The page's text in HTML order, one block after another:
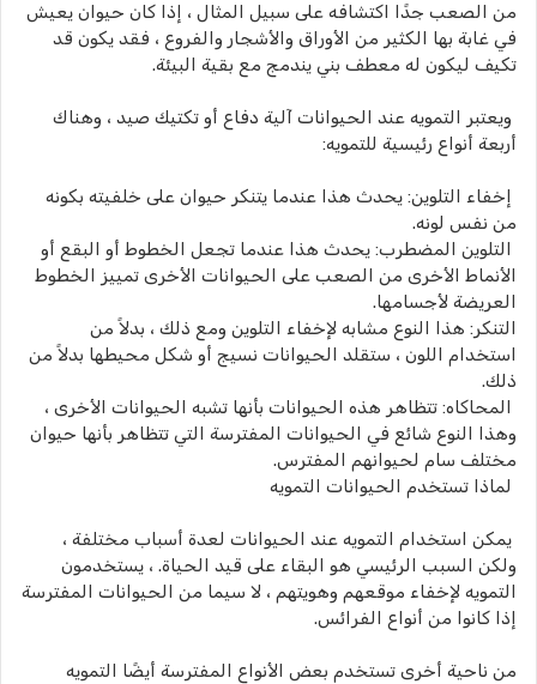
من الصعب جدًا اكتشافه على سبيل المثال ، إذا كان حيوان يعيش
في غابة بها الكثير من الأوراق والأشجار والفروع ، فقد يكون قد
تكيف ليكون له معطف بني يندمج مع بقية البيئة.
ويعتبر التمويه عند الحيوانات آلية دفاع أو تكتيك صيد ، وهناك
أربعة أنواع رئيسية للتمويه:
إخفاء التلوين: يحدث هذا عندما يتنكر حيوان على خلفيته بكونه
من نفس لونه.
التلوين المضطرب: يحدث هذا عندما تجعل الخطوط أو البقع أو
الأنماط الأخرى من الصعب على الحيوانات الأخرى تمييز الخطوط
العريضة لأجسامها.
التنكر: هذا النوع مشابه لإخفاء التلوين ومع ذلك ، بدلاً من
استخدام اللون ، ستقلد الحيوانات نسيج أو شكل محيطها بدلاً من
ذلك.
المحاكاه: تتظاهر هذه الحيوانات بأنها تشبه الحيوانات الأخرى ،
وهذا النوع شائع في الحيوانات المفترسة التي تتظاهر بأنها حيوان
مختلف سام لحيوانهم المفترس.
لماذا تستخدم الحيوانات التمويه
يمكن استخدام التمويه عند الحيوانات لعدة أسباب مختلفة ،
ولكن السبب الرئيسي هو البقاء على قيد الحياة. ، يستخدمون
التمويه لإخفاء موقعهم وهويتهم ، لا سيما من الحيوانات المفترسة
إذا كانوا من أنواع الفرائس.
من ناحية أخرى تستخدم بعض الأنواع المفترسة أيضًا التمويه